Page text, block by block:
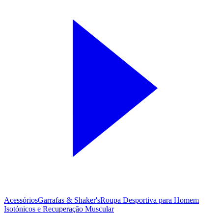
AcessóriosGarrafas & Shaker'sRoupa Desportiva para Homem
Isotónicos e Recuperação Muscular